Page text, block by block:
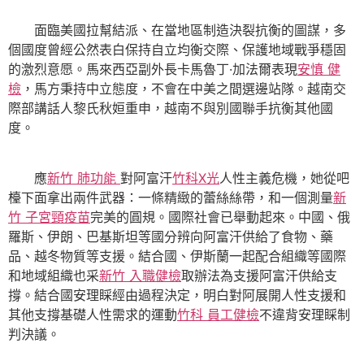
面臨美國拉幫結派、在當地區制造決裂抗衡的圖謀，多
個國度曾經公然表白保持自立均衡交際、保護地域戰爭穩固
的激烈意愿。馬來西亞副外長卡馬魯丁·加法爾表現安慎 健
檢 ，馬方秉持中立態度，不會在中美之間選邊站隊。越南交
際部講話人黎氏秋姮重申，越南不與別國聯手抗衡其他國
度。
應新竹 肺功能 對阿富汗竹科X光人性主義危機，她從吧
檯下面拿出兩件武器：一條精緻的蕾絲絲帶，和一個測量新
竹 子宮頸疫苗完美的圓規。國際社會已舉動起來。中國、俄
羅斯、伊朗、巴基斯坦等國分辨向阿富汗供給了食物、藥
品、越冬物質等支援。結合國、伊斯蘭一起配合組織等國際
和地域組織也采新竹 入職健檢取辦法為支援阿富汗供給支
撐。結合國安理睬經由過程決定，明白對阿展開人性支援和
其他支撐基礎人性需求的運動竹科 員工健檢不違背安理睬制
判決議。